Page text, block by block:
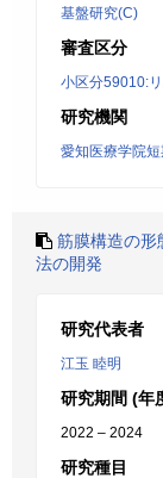
基盤研究(C)
審査区分
小区分59010:
研究機関
愛知医療学院
筋膜構造の形
法の開発
研究代表者
江玉 睦明
研究期間 (年
2022 – 2024
研究種目